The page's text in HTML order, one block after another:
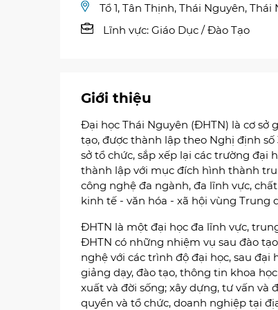
Tổ 1, Tân Thịnh, Thái Nguyên,
Lĩnh vực: Giáo Dục / Đào Tạo
Giới thiệu
Đại học Thái Nguyên (ĐHTN) là cơ sở
tạo, được thành lập theo Nghị định
sở tổ chức, sắp xếp lại các trường đại
thành lập với mục đích hình thành
công nghệ đa ngành, đa lĩnh vực,
kinh tế - văn hóa - xã hội vùng Trung
ĐHTN là một đại học đa lĩnh vực,
ĐHTN có những nhiệm vụ sau đào
nghệ với các trình độ đại học, sau
giảng dạy, đào tạo, thông tin khoa
xuất và đời sống; xây dựng, tư vấn
quyền và tổ chức, doanh nghiệp tại